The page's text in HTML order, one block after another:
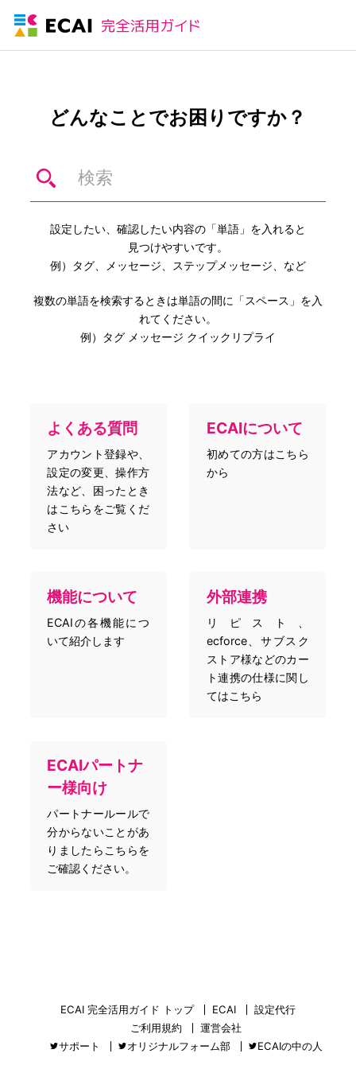
どんなことでお困りですか？
設定したい、確認したい内容の「単語」を入れると
見つけやすいです。
例）タグ、メッセージ、ステップメッセージ、など
複数の単語を検索するときは単語の間に「スペース」を入
れてください。
例）タグ メッセージ クイックリプライ
よくある質問
アカウント登録や、
設定の変更、操作方
法など、困ったとき
はこちらをご覧くだ
さい
ECAIについて
初めての方はこちら
から
機能について
ECAIの各機能につ
いて紹介します
外部連携
リピスト、
ecforce、サブスク
ストア様などのカー
ト連携の仕様に関し
てはこちら
ECAIパートナ
ー様向け
パートナールールで
分からないことがあ
りましたらこちらを
ご確認ください。
ECAI 完全活用ガイド トップ ECAI
設定代行
ご利用規約
運営会社
サポート
オリジナルフォーム部 ECAIの中の人